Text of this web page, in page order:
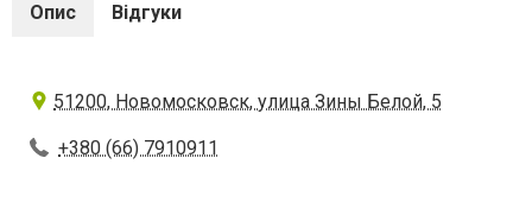
Опис Відгуки
51200, Новомосковск, улица Зины Белой, 5
+380 (66) 7910911